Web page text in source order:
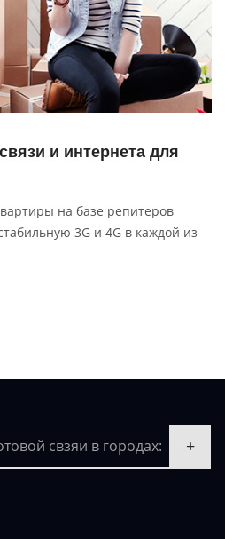
связи и интернета
для офиса на базе репитера,
и внешней антенн помогут
свзяи в городах: